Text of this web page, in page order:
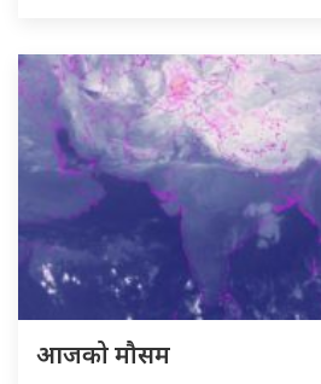
आजको मौसम